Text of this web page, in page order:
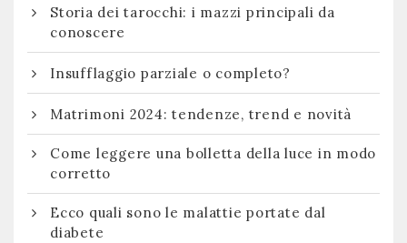
Storia dei tarocchi: i mazzi principali da
conoscere
Insufflaggio parziale o completo?
Matrimoni 2024: tendenze, trend e novità
Come leggere una bolletta della luce in modo
corretto
Ecco quali sono le malattie portate dal
diabete